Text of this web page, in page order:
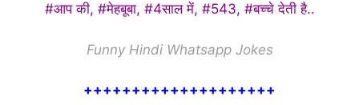
#आप की, #मेहबूबा, #4साल में, #543, #बच्चे देती है..
Funny Hindi Whatsapp Jokes
++++++++++++++++++++